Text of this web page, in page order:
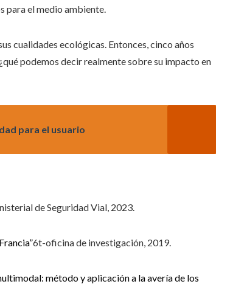
para el medio ambiente.
cualidades ecológicas. Entonces, cinco años
podemos decir realmente sobre su impacto en
para el usuario
de Seguridad Vial, 2023.
6t-oficina de investigación, 2019.
método y aplicación a la avería de los